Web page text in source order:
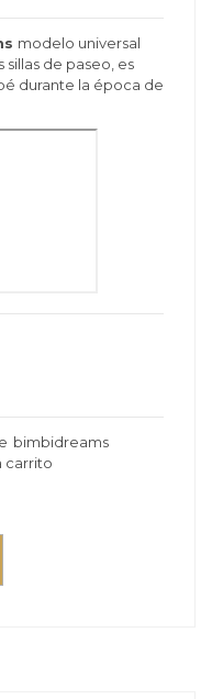
modelo universal
de paseo, es
durante la época de
bimbidreams
carrito